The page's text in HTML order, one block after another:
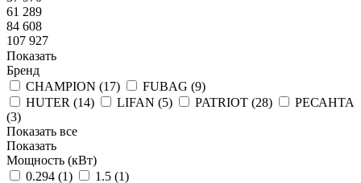
61 289
84 608
107 927
Показать
Бренд
CHAMPION (17) FUBAG (9)
HUTER (14) LIFAN (5) PATRIOT (28)
РЕСАНТА
(3)
Показать все
Показать
Мощность (кВт)
0.294 (1) 1.5 (1)